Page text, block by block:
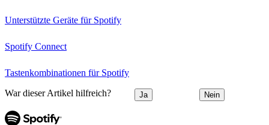
Unterstützte Geräte für Spotify
Spotify Connect
Tastenkombinationen für Spotify
War dieser Artikel hilfreich? Ja Nein